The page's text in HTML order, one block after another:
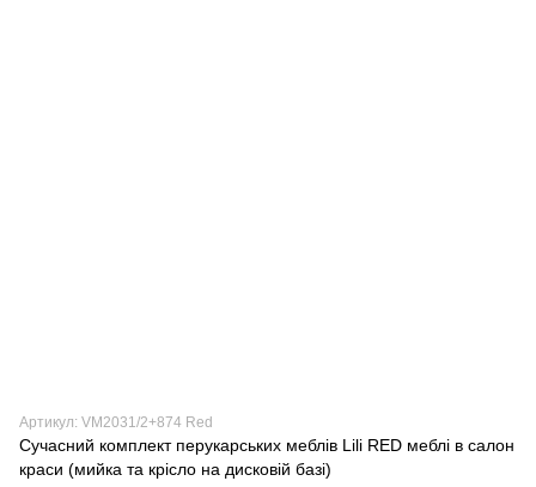
Артикул: VM2031/2+874 Red
Сучасний комплект перукарських меблів Lili RED меблі в салон
краси (мийка та крісло на дисковій базі)